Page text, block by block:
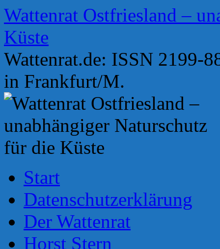
Zum
Inhalt
springen
Wattenrat Ostfriesland –
Küste
Wattenrat.de: ISSN 2199-
in Frankfurt/M.
Start
Datenschutzerklärung
Der Wattenrat
Horst Stern